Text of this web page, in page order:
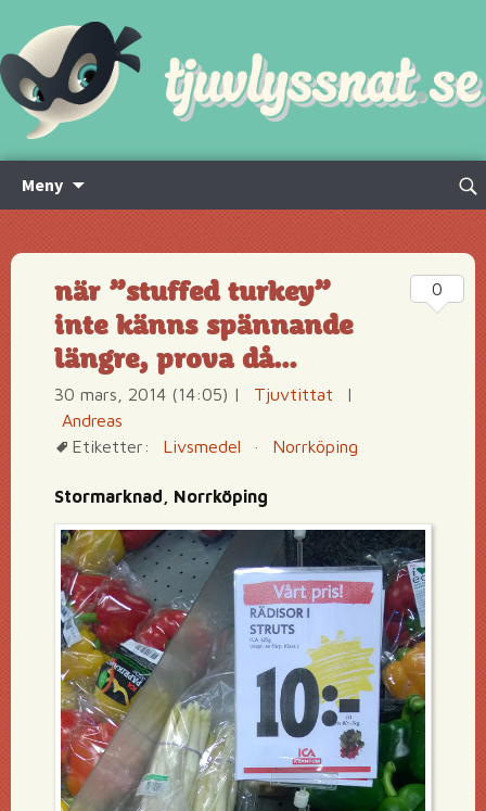
Meny
innehåll
Sök
när ”stuffed turkey”
inte känns spännande
längre, prova då…
30 mars, 2014 (14:05) | Tjuvtittat
|
Andreas
Etiketter:
Livsmedel · Norrköping
Stormarknad, Norrköping
0